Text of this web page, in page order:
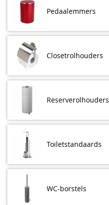
Pedaalemmers
Closetrolhouders
Reserverolhouders
Toiletstandaards
WC-borstels